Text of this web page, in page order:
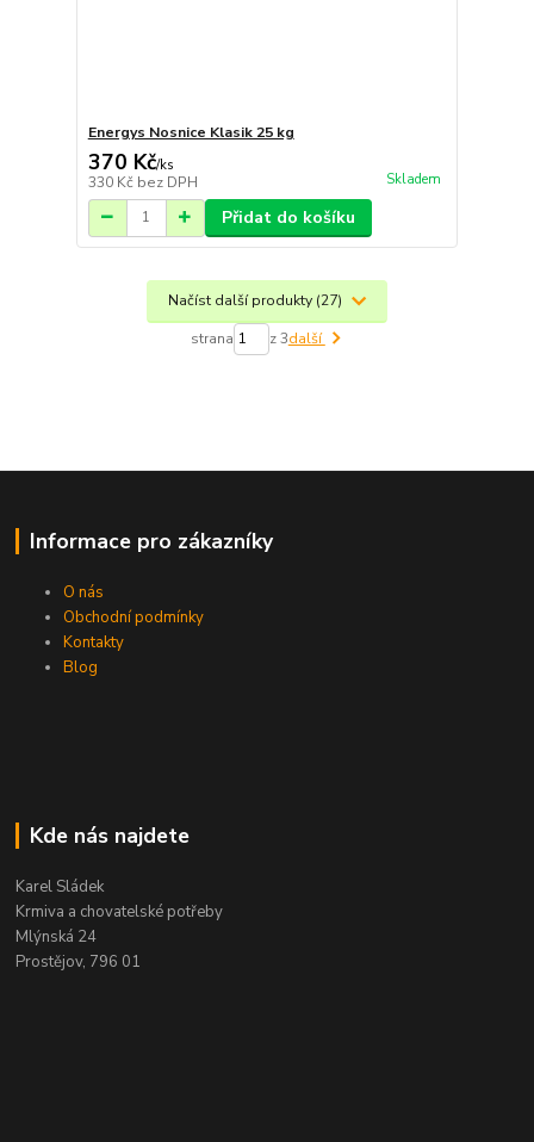
Energys Nosnice Klasik 25 kg
370 Kč/ks
330 Kč bez DPH Skladem
Přidat do košíku
Načíst další produkty (27)
strana z 3další
Informace pro zákazníky
O nás
Obchodní podmínky
Kontakty
Blog
Kde nás najdete
Karel Sládek
Krmiva a chovatelské potřeby
Mlýnská 24
Prostějov, 796 01